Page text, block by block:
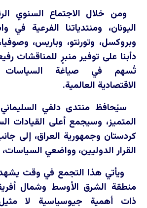
ومن خلال الاجتماع السنوي
اليونان، ومنتدياتنا الفرعية في
وبروكسل، وتورنتو، وباريس، وصوفيا،
دأبنا على توفير منبرٍ للمناقشات
تُسهم في صياغة السياسات
الاقتصادية العالمية.
سيُحافظ منتدى دلفي
المتميز، وسيجمع أعلى القيادات
كردستان وجمهورية العراق، إلى
القرار الدوليين، وواضعي السياسات،
ويأتي هذا التجمع في وقت
منطقة الشرق الأوسط وشمال
ذات أهمية جيوسياسية لا مثيل